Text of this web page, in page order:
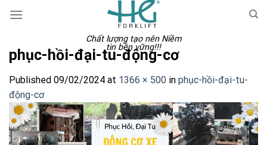
Chất lượng tạo nên Niềm
tin bền vững!!!
phục-hồi-đại-tu-động-cơ
Published 09/02/2024 at 1366 × 500 in phục-hồi-đại-tu-
động-cơ